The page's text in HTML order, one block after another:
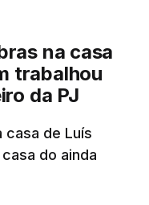
na casa
trabalhou
da PJ
casa de Luís
do ainda